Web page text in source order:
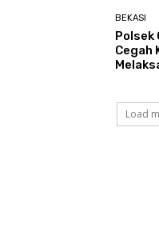
BEKASI
Polsek
Cegah
Load